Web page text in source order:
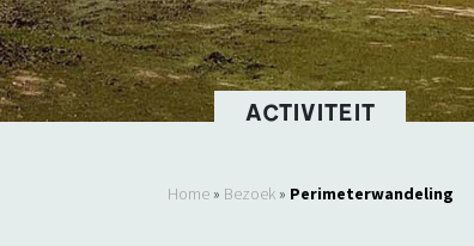
ACTIVITEIT
Home» Bezoek» Perimeterwandeling